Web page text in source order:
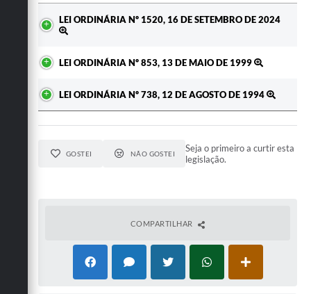
LEI ORDINÁRIA Nº 1520, 16 DE SETEMBRO DE 2024
LEI ORDINÁRIA Nº 853, 13 DE MAIO DE 1999
LEI ORDINÁRIA Nº 738, 12 DE AGOSTO DE 1994
GOSTEI NÃO GOSTEI
Seja o primeiro a curtir esta
legislação.
COMPARTILHAR